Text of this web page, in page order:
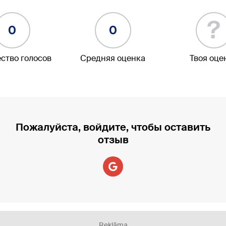
0
голосов
0
Средняя оценка
?
Твоя
Пожалуйста, войдите, чтобы оставить
отзыв